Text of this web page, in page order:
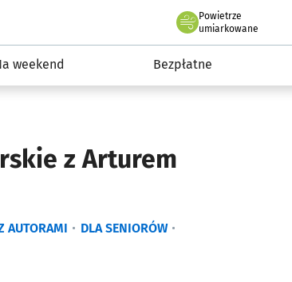
Powietrze
we Wrocławiu
umiarkowane
weekend Bezpłatne
z Arturem
AUTORAMI
DLA SENIORÓW